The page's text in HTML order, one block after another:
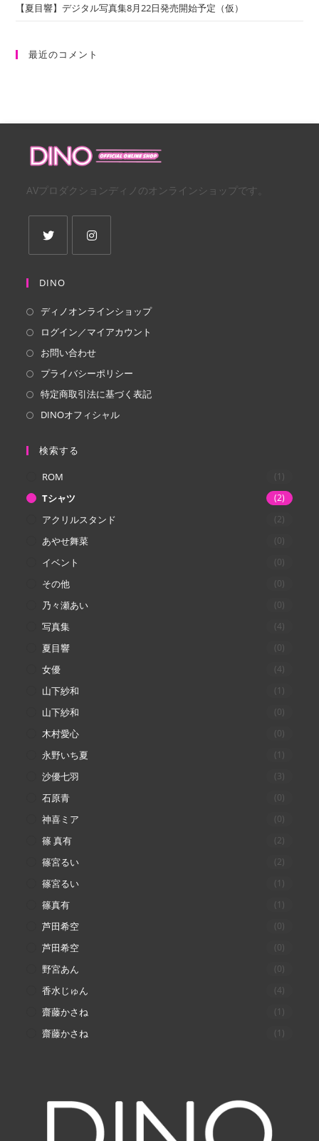
【夏目響】デジタル写真集8月22日発売開始予定（仮）
最近のコメント
AVプロダクションディノのオンラインショップです。
し
タ
ブ
で
開
く
タ
ブ
で
開
く
DINO
ディノオンラインショップ
ログイン／マイアカウント
お問い合わせ
プライバシーポリシー
特定商取引法に基づく表記
DINOオフィシャル
検索する
ROM (1)
Tシャツ (2)
アクリルスタンド (2)
あやせ舞菜 (0)
イベント (0)
その他 (0)
乃々瀬あい (0)
写真集 (4)
夏目響 (0)
女優 (4)
山下紗和 (1)
山下紗和 (0)
木村愛心 (0)
永野いち夏 (1)
沙優七羽 (3)
石原青 (0)
神喜ミア (0)
篠 真有 (2)
篠宮るい (2)
篠宮るい (1)
篠真有 (1)
芦田希空 (0)
芦田希空 (0)
野宮あん (0)
香水じゅん (4)
齋藤かさね (1)
齋藤かさね (1)